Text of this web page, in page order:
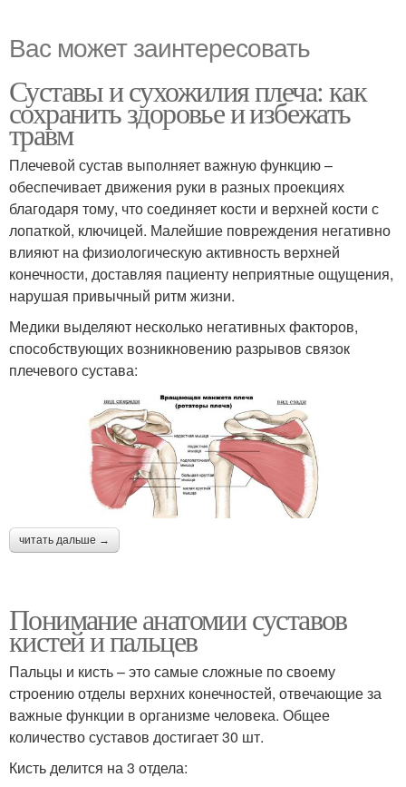
Вас может заинтересовать
Суставы и сухожилия плеча: как
сохранить здоровье и избежать
травм
Плечевой сустав выполняет важную функцию –
обеспечивает движения руки в разных проекциях
благодаря тому, что соединяет кости и верхней кости с
лопаткой, ключицей. Малейшие повреждения негативно
влияют на физиологическую активность верхней
конечности, доставляя пациенту неприятные ощущения,
нарушая привычный ритм жизни.
Медики выделяют несколько негативных факторов,
способствующих возникновению разрывов связок
плечевого сустава:
читать дальше →
Понимание анатомии суставов
кистей и пальцев
Пальцы и кисть – это самые сложные по своему
строению отделы верхних конечностей, отвечающие за
важные функции в организме человека. Общее
количество суставов достигает 30 шт.
Кисть делится на 3 отдела: